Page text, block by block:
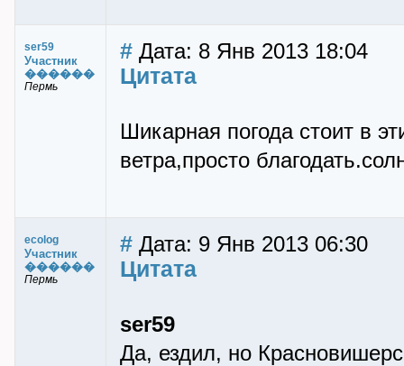
ser59
Участник
������
Пермь
# Дата: 8 Янв 2013 18:04
Цитата
Шикарная погода стоит в
ветра,просто
ecolog
Участник
������
Пермь
# Дата: 9 Янв 2013 06:30
Цитата
ser59
Да, ездил, но